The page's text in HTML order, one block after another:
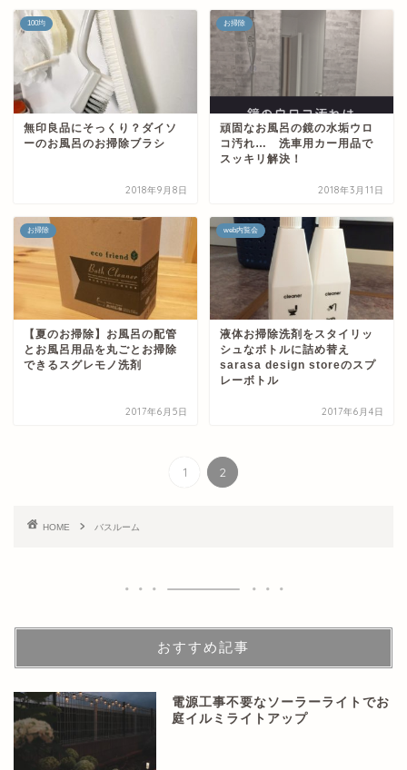
100均
無印良品にそっくり？ダイソ
ーのお風呂のお掃除ブラシ
2018年9月8日
お掃除
頑固なお風呂の鏡の水垢ウロ
コ汚れ… 洗車用カー用品で
スッキリ解決！
2018年3月11日
お掃除
【夏のお掃除】お風呂の配管
とお風呂用品を丸ごとお掃除
できるスグレモノ洗剤
2017年6月5日
web内覧会
液体お掃除洗剤をスタイリッ
シュなボトルに詰め替え
sarasa design storeのスプ
レーボトル
2017年6月4日
1 2
HOME バスルーム
おすすめ記事
電源工事不要なソーラーライトでお
庭イルミライトアップ